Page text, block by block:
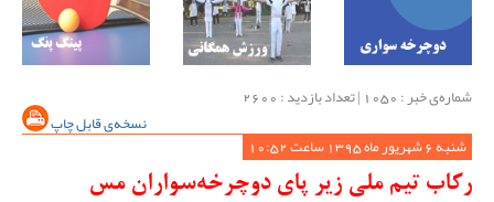
شماره‌ی خبر : ‌1050 | تعداد بازدید : 2600
نسخه‌ی قابل چاپ
شنبه 6 شهریور ماه 1395 ساعت 10:52
رکاب تیم ملی زیر پای دوچرخه‌سواران مس